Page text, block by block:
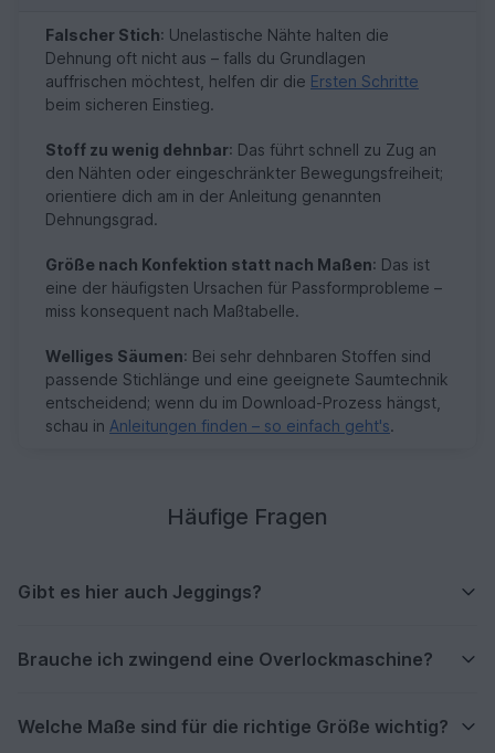
Falscher Stich: Unelastische Nähte halten die
Dehnung oft nicht aus – falls du Grundlagen
auffrischen möchtest, helfen dir die Ersten Schritte
beim sicheren Einstieg.
Stoff zu wenig dehnbar: Das führt schnell zu Zug an
den Nähten oder eingeschränkter Bewegungsfreiheit;
orientiere dich am in der Anleitung genannten
Dehnungsgrad.
Größe nach Konfektion statt nach Maßen: Das ist
eine der häufigsten Ursachen für Passformprobleme –
miss konsequent nach Maßtabelle.
Welliges Säumen: Bei sehr dehnbaren Stoffen sind
passende Stichlänge und eine geeignete Saumtechnik
entscheidend; wenn du im Download-Prozess hängst,
schau in Anleitungen finden – so einfach geht's.
Häufige Fragen
Gibt es hier auch Jeggings?
Brauche ich zwingend eine Overlockmaschine?
Welche Maße sind für die richtige Größe wichtig?